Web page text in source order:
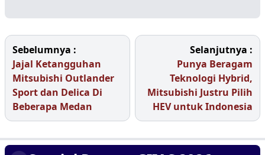
Sebelumnya :
Jajal Ketangguhan
Mitsubishi Outlander
Sport dan Delica Di
Beberapa Medan
Selanjutnya :
Punya Beragam
Teknologi Hybrid,
Mitsubishi Justru Pilih
HEV untuk Indonesia